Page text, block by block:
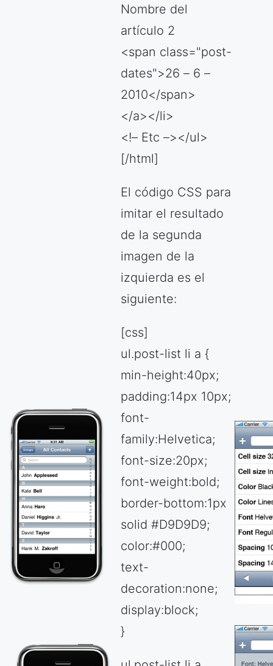
Nombre del
artículo 2
<span class="post-
dates">26 – 6 –
2010</span>
</a></li>
<!– Etc –></ul>
[/html]
El código CSS para
imitar el resultado
de la segunda
imagen de la
izquierda es el
siguiente:
[css]
ul.post-list li a {
min-height:40px;
padding:14px 10px;
font-
family:Helvetica;
font-size:20px;
font-weight:bold;
border-bottom:1px
solid #D9D9D9;
color:#000;
text-
decoration:none;
display:block;
}